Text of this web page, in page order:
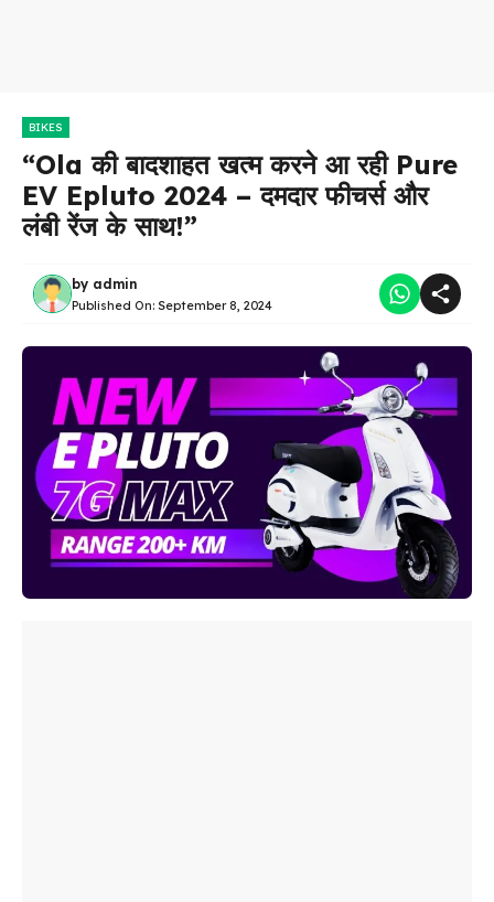
BIKES
“Ola की बादशाहत खत्म करने आ रही Pure
EV Epluto 2024 – दमदार फीचर्स और
लंबी रेंज के साथ!”
by admin
Published On: September 8, 2024